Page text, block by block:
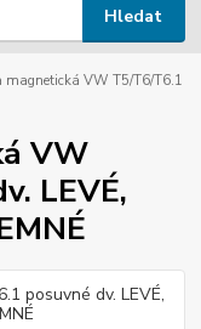
Hledat
magnetická VW T5/T6/T6.1
VW
LEVÉ,